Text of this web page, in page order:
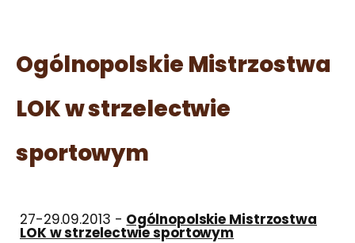
Ogólnopolskie Mistrzostwa
LOK w strzelectwie
sportowym
27-29.09.2013 - Ogólnopolskie Mistrzostwa
LOK w strzelectwie sportowym